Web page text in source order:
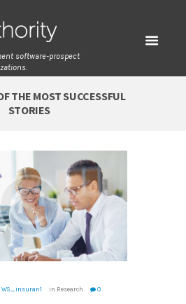
software-prospect
THE MOST SUCCESSFUL
STORIES
WS_insuran1 in Research 0